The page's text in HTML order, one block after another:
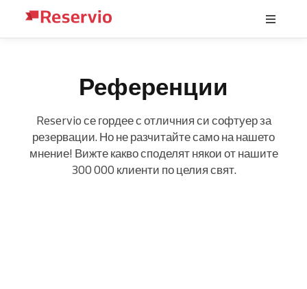
Референции
Reservio се гордее с отличния си софтуер за
резервации. Но не разчитайте само на нашето
мнение! Вижте какво споделят някои от нашите
300 000 клиенти по целия свят.